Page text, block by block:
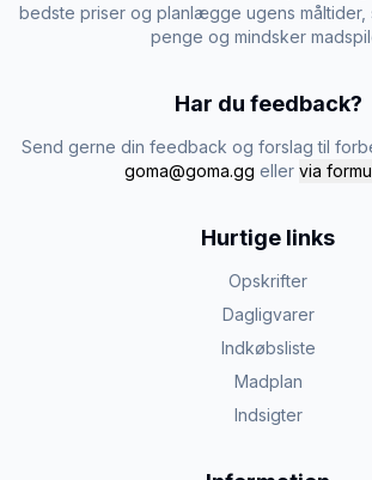
bedste priser og planlægge ugens måltider,
penge og mindsker
Har du feedback?
Send gerne din feedback og forslag til
goma@goma.gg eller via
Hurtige links
Opskrifter
Dagligvarer
Indkøbsliste
Madplan
Indsigter